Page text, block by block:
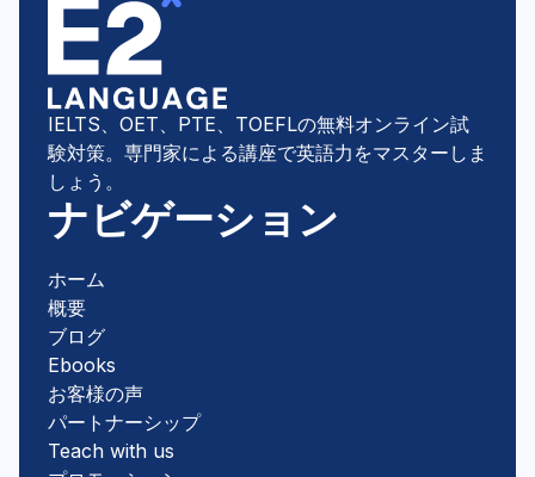
IELTS、OET、PTE、TOEFLの無料オンライン試
験対策。専門家による講座で英語力をマスターしま
しょう。
ナビゲーション
ホーム
概要
ブログ
Ebooks
お客様の声
パートナーシップ
Teach with us